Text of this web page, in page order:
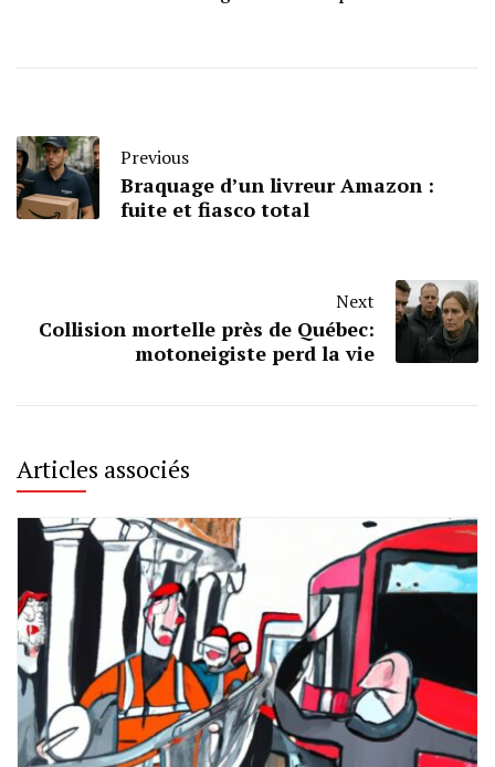
Previous
Braquage d’un livreur Amazon :
fuite et fiasco total
Next
Collision mortelle près de Québec:
motoneigiste perd la vie
Articles associés